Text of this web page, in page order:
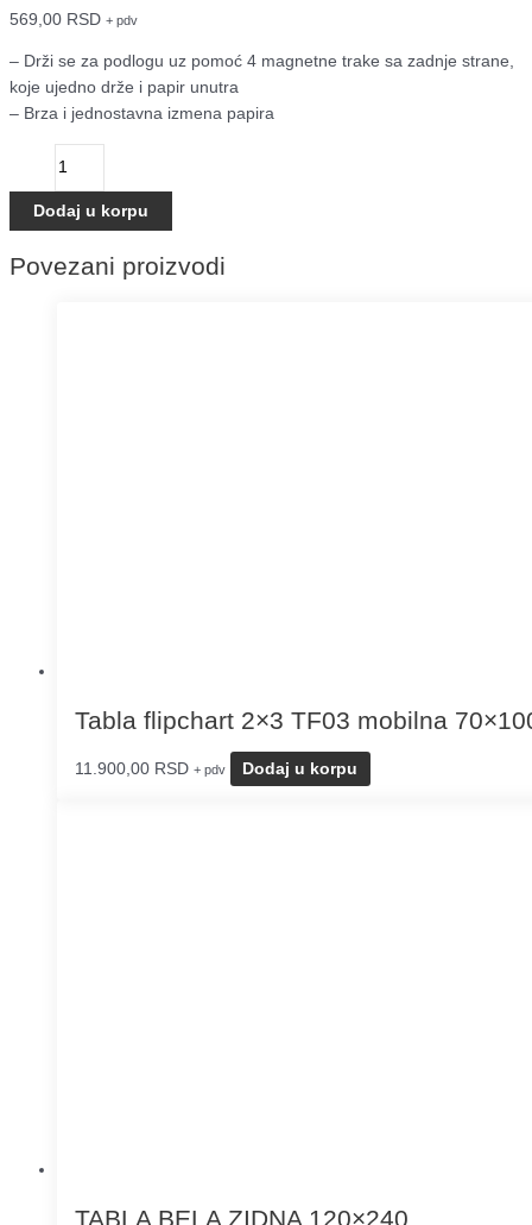
569,00 RSD + pdv
– Drži se za podlogu uz pomoć 4 magnetne trake sa zadnje strane,
koje ujedno drže i papir unutra
– Brza i jednostavna izmena papira
Dodaj u korpu
Povezani proizvodi
Tabla flipchart 2×3 TF03 mobilna
11.900,00 RSD + pdv Dodaj u korpu
TABLA BELA ZIDNA 120×240